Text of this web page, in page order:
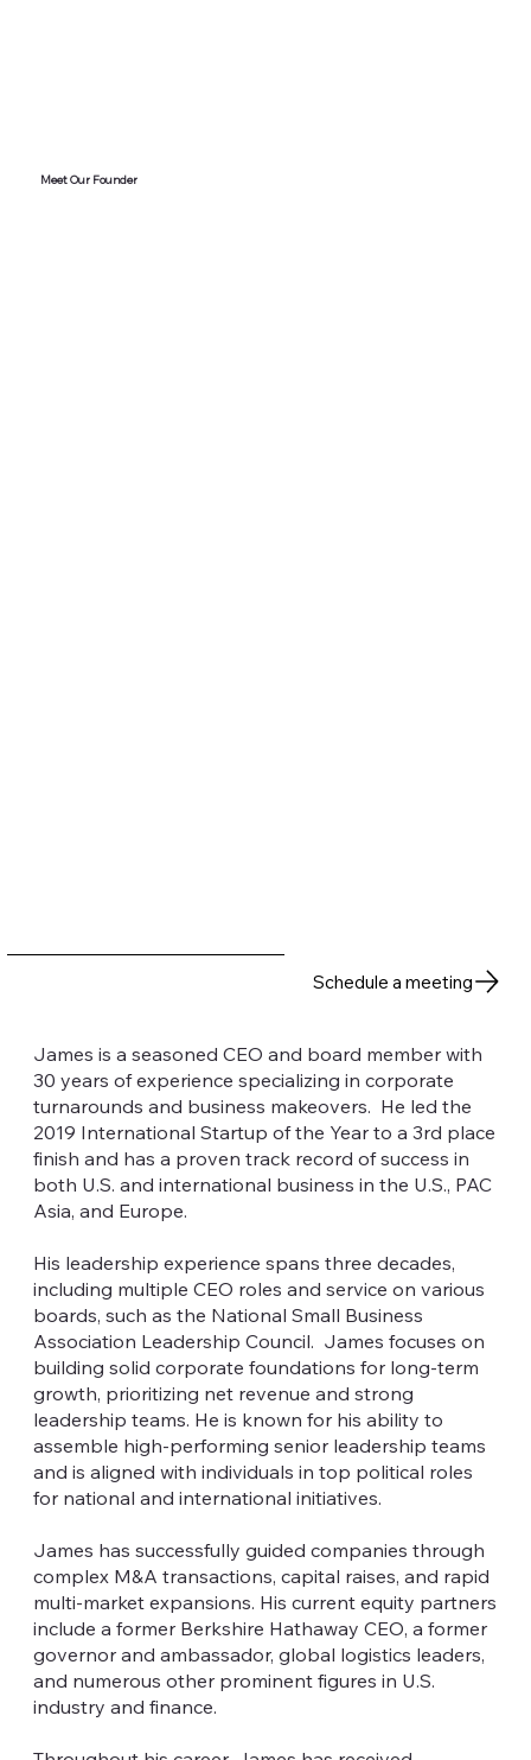
Meet Our Founder
James is a seasoned CEO and board member with
30 years of experience specializing in corporate
turnarounds and business makeovers. He led the
2019 International Startup of the Year to a 3rd place
finish and has a proven track record of success in
both U.S. and international business in the U.S., PAC
Asia, and Europe.
His leadership experience spans three decades,
including multiple CEO roles and service on various
boards, such as the National Small Business
Association Leadership Council. James focuses on
building solid corporate foundations for long-term
growth, prioritizing net revenue and strong
leadership teams. He is known for his ability to
assemble high-performing senior leadership teams
and is aligned with individuals in top political roles
for national and international initiatives.
James has successfully guided companies through
complex M&A transactions, capital raises, and rapid
multi-market expansions. His current equity partners
include a former Berkshire Hathaway CEO, a former
governor and ambassador, global logistics leaders,
and numerous other prominent figures in U.S.
industry and finance.
Schedule a meeting